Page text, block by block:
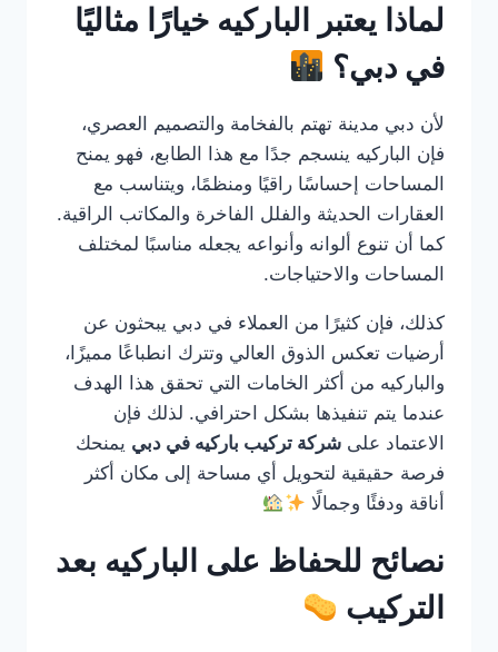
لماذا يعتبر الباركيه خيارًا مثاليًا
في دبي؟
لأن دبي مدينة تهتم بالفخامة والتصميم العصري،
فإن الباركيه ينسجم جدًا مع هذا الطابع، فهو يمنح
المساحات إحساسًا راقيًا ومنظمًا، ويتناسب مع
العقارات الحديثة والفلل الفاخرة والمكاتب الراقية.
كما أن تنوع ألوانه وأنواعه يجعله مناسبًا لمختلف
المساحات والاحتياجات.
كذلك، فإن كثيرًا من العملاء في دبي يبحثون عن
أرضيات تعكس الذوق العالي وتترك انطباعًا مميزًا،
والباركيه من أكثر الخامات التي تحقق هذا الهدف
عندما يتم تنفيذها بشكل احترافي. لذلك فإن
الاعتماد على شركة تركيب باركيه في دبي يمنحك
فرصة حقيقية لتحويل أي مساحة إلى مكان أكثر
أناقة ودفئًا وجمالًا
نصائح للحفاظ على الباركيه بعد
التركيب